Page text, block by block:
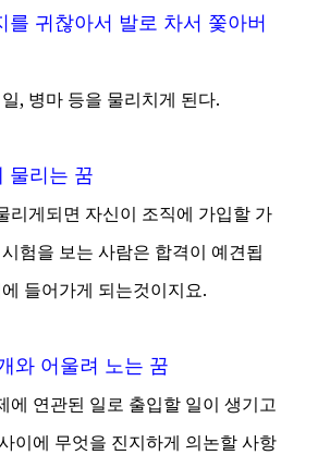
를 귀찮아서 발로 차서 쫓아버
, 병마 등을 물리치게 된다.
물리는 꿈
리게되면 자신이 조직에 가입할 가
험을 보는 사람은 합격이 예견됩
들어가게 되는것이지요.
와 어울려 노는 꿈
에 연관된 일로 출입할 일이 생기고
이에 무엇을 진지하게 의논할 사항